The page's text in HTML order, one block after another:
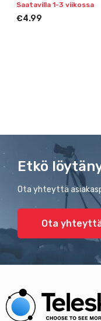
Saatavilla 1-3 viikossa
€4.99
Etkö
Ota yhteyttä
Ota